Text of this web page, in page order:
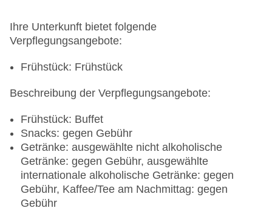
Ihre Unterkunft bietet folgende
Verpflegungsangebote:
Frühstück: Frühstück
Beschreibung der Verpflegungsangebote:
Frühstück: Buffet
Snacks: gegen Gebühr
Getränke: ausgewählte nicht alkoholische
Getränke: gegen Gebühr, ausgewählte
internationale alkoholische Getränke: gegen
Gebühr, Kaffee/Tee am Nachmittag: gegen
Gebühr